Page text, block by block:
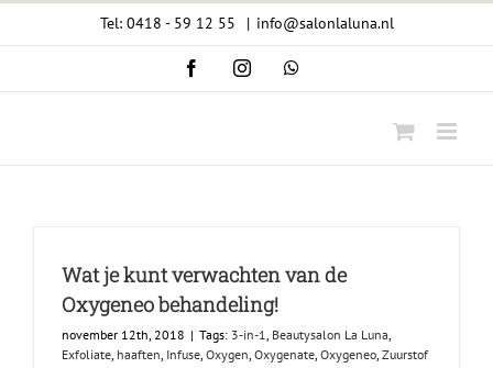
Tel: 0418 - 59 12 55 | info@salonlaluna.nl
FacebookInstagramWhatsApp
Wat je kunt verwachten van de
Oxygeneo behandeling!
november 12th, 2018 | Tags: 3-in-1 Beautysalon La Luna
Exfoliate haaften Infuse Oxygen Oxygenate Oxygeneo Zuurstof